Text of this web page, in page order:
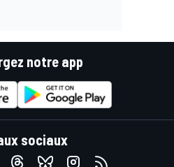
notre app
sociaux